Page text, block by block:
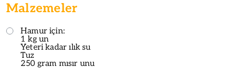
Malzemeler
Hamur için:
1 kg un
Yeteri kadar ılık su
Tuz
250 gram mısır unu